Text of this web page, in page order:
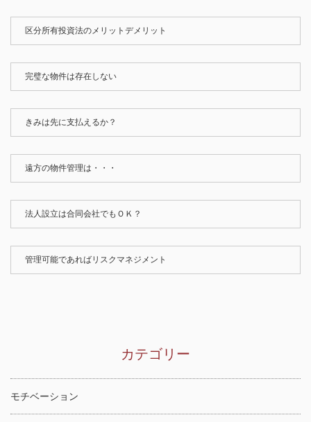
区分所有投資法のメリットデメリット
完璧な物件は存在しない
きみは先に支払えるか？
遠方の物件管理は・・・
法人設立は合同会社でもＯＫ？
管理可能であればリスクマネジメント
カテゴリー
モチベーション